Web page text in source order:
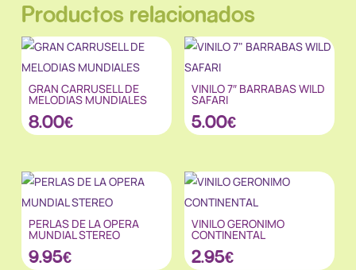
Productos relacionados
GRAN CARRUSELL DE
MELODIAS MUNDIALES
8.00€
VINILO 7″ BARRABAS WILD
SAFARI
5.00€
PERLAS DE LA OPERA
MUNDIAL STEREO
9.95€
VINILO GERONIMO
CONTINENTAL
2.95€